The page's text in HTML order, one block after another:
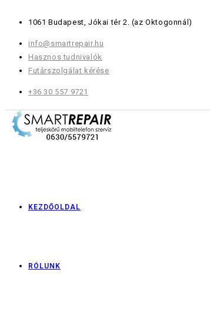
content
1061 Budapest, Jókai tér 2. (az Oktogonnál)
info@smartrepair.hu
Hasznos tudnivalók
Futárszolgálat kérése
+36 30 557 9721
KEZDŐOLDAL
RÓLUNK